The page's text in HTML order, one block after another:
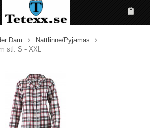
Dam
Nattlinne/Pyjamas
stl. S - XXL